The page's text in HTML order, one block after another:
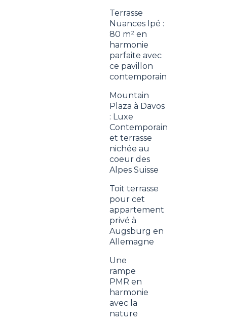
Terrasse
Nuances Ipé :
80 m² en
harmonie
parfaite avec
ce pavillon
contemporain
Mountain
Plaza à Davos
: Luxe
Contemporain
et terrasse
nichée au
coeur des
Alpes Suisse
Toit terrasse
pour cet
appartement
privé à
Augsburg en
Allemagne
Une
rampe
PMR en
harmonie
avec la
nature